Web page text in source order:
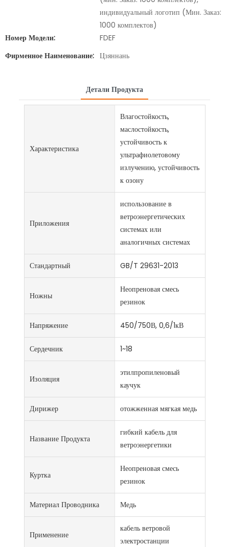
индивидуальный логотип (Мин. Заказ:
1000 комплектов)
Номер Модели:
FDEF
Фирменное Наименование: Цзяннань
Детали Продукта
Характеристика
Влагостойкость,
маслостойкость,
устойчивость к
ультрафиолетовому
излучению, устойчивость
к озону
Приложения
использование в
ветроэнергетических
системах или
аналогичных системах
Стандартный GB/T 29631-2013
Ножны
Неопреновая смесь
резинок
Напряжение 450/750В, 0,6/1кВ
Сердечник 1~18
Изоляция
этилпропиленовый
каучук
Дирижер отожженная мягкая медь
Название Продукта
гибкий кабель для
ветроэнергетики
Куртка
Неопреновая смесь
резинок
Материал Проводника Медь
Применение
кабель ветровой
электростанции